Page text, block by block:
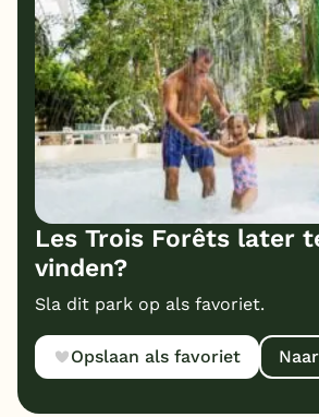
Les Trois Forêts later
vinden?
Sla dit park op als favoriet.
Opslaan als favoriet